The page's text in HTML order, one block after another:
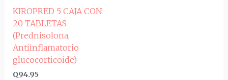
KIROPRED 5 CAJA CON
20 TABLETAS
(Prednisolona,
Antiinflamatorio
glucocorticoide)
Q94.95